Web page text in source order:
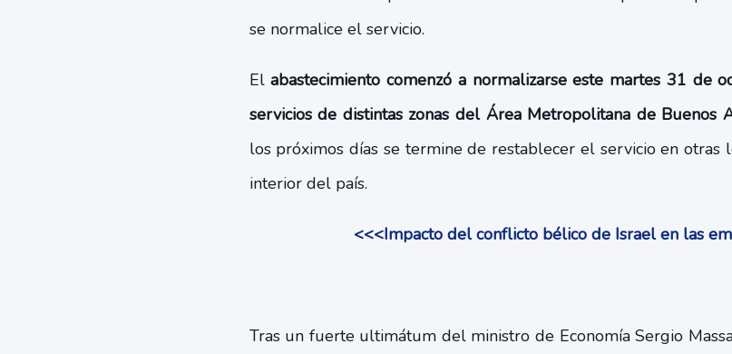
se normalice el servicio.
Elabastecimiento comenzó a normalizarse este martes 31 de
servicios de distintas zonas del Área Metropolitana de Buenos
los próximos días se termine de restablecer el servicio en otras
interior del país.
<<<Impacto del conflicto bélico de Israel en las
Tras un fuerte ultimátum del ministro de Economía Sergio